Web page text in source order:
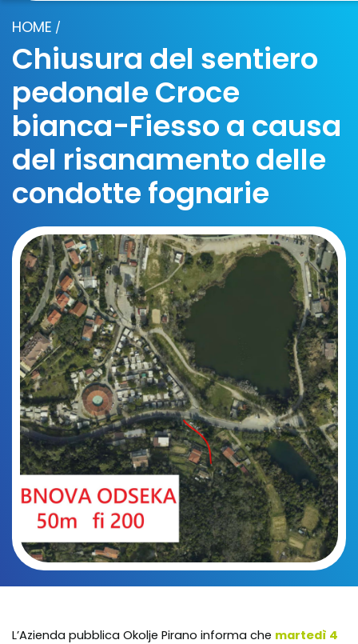
HOME /
Chiusura del sentiero
pedonale Croce
bianca-Fiesso a causa
del risanamento delle
condotte fognarie
L’Azienda pubblica Okolje Pirano informa che martedì 4